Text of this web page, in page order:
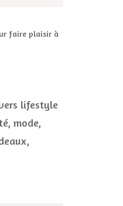
JEUX CONCOURS
faire plaisir à
lifestyle
mode,